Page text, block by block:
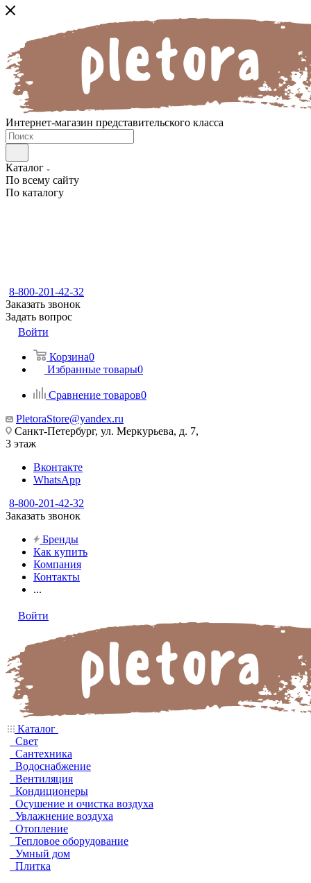
Интернет-магазин представительского класса
Каталог
По всему сайту
По каталогу
8-800-201-42-32
Заказать звонок
Задать вопрос
Войти
Корзина0
Избранные товары0
Сравнение товаров0
PletoraStore@yandex.ru
Санкт-Петербург, ул. Меркурьева, д. 7,
3 этаж
Вконтакте
WhatsApp
8-800-201-42-32
Заказать звонок
Бренды
Как купить
Компания
Контакты
...
Войти
Каталог
Свет
Сантехника
Водоснабжение
Вентиляция
Кондиционеры
Осушение и очистка воздуха
Увлажнение воздуха
Отопление
Тепловое оборудование
Умный дом
Плитка